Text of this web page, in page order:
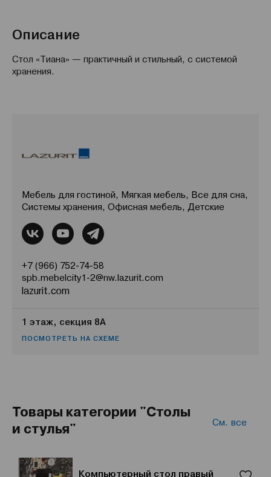
Описание
Стол «Тиана» — практичный и стильный, с системой
хранения.
Мебель для гостиной, Мягкая мебель, Все для сна,
Системы хранения, Офисная мебель, Детские
+7 (966) 752-74-58
spb.mebelcity1-2@nw.lazurit.com
lazurit.com
1 этаж, секция 8А
ПОСМОТРЕТЬ НА СХЕМЕ
Товары категории "Столы
и стулья"
См. все
Компьютерный стол правый